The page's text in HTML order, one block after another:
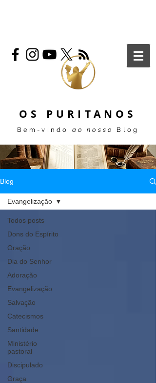
OS PURITANOS
Bem-vindo ao nosso Blog
Blog
Todos posts
Dons do Espírito
Oração
Dia do Senhor
Adoração
Evangelização
Salvação
Catecismos
Santidade
Ministério
pastoral
Discipulado
Graça
Evangelização